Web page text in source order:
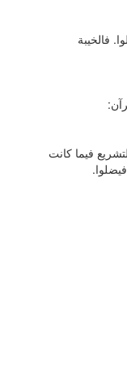
مهما احتالوا. فالخيبة
فيما كانت